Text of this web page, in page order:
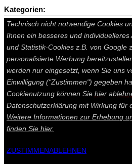
Auf dieser Seite werden technisch
Technisch nicht notwendige Cookies
Ihnen ein besseres und
und Statistik-Cookies z.B. von Google
personalisierte Werbung
werden nur eingesetzt, wenn Sie uns
Einwilligung ("Zustimmen") gegeben
Cookienutzung können Sie hier
Datenschutzerklärung mit Wirkung für
Weitere Informationen zur Erhebung
finden Sie hier.
ZUSTIMMENABLEHNEN
Kategorien: